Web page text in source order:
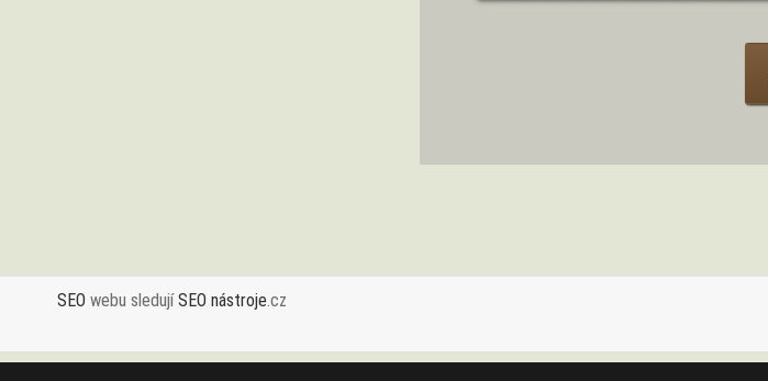
SEO webu sledujíSEO nástroje.cz